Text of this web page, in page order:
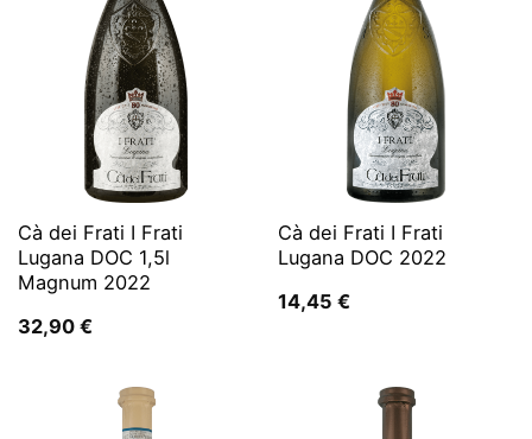
Cà dei Frati I Frati
Lugana DOC 1,5l
Magnum 2022
32,90 €
Cà dei Frati I Frati
Lugana DOC 2022
14,45 €